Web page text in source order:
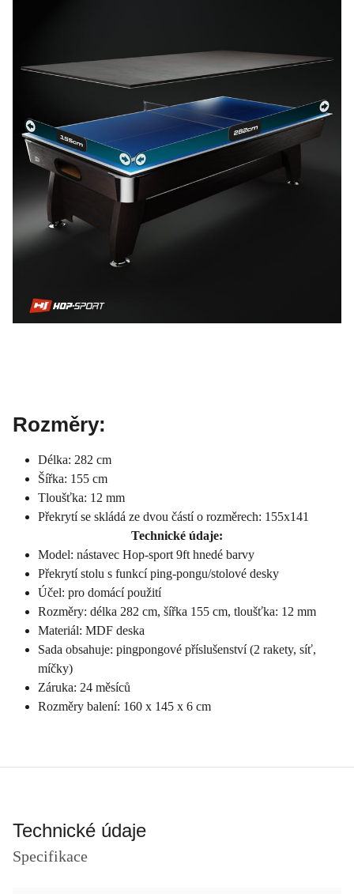
Rozměry:
Délka: 282 cm
Šířka: 155 cm
Tloušťka: 12 mm
Překrytí se skládá ze dvou částí o rozměrech: 155x141
Technické údaje:
Model: nástavec Hop-sport 9ft hnedé barvy
Překrytí stolu s funkcí ping-pongu/stolové desky
Účel: pro domácí použití
Rozměry: délka 282 cm, šířka 155 cm, tloušťka: 12 mm
Materiál: MDF deska
Sada obsahuje: pingpongové příslušenství (2 rakety, síť,
míčky)
Záruka: 24 měsíců
Rozměry balení: 160 x 145 x 6 cm
Technické údaje
Specifikace